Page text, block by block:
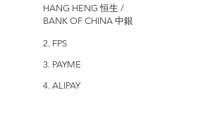
HANG HENG 恒生 /
BANK OF CHINA 中銀
2. FPS
3. PAYME
4. ALIPAY